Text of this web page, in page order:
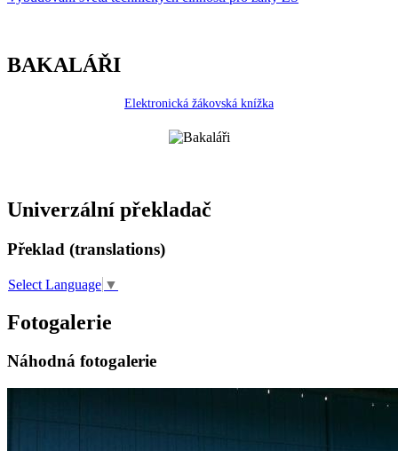
BAKALÁŘI
Elektronická žákovská knížka
Univerzální překladač
Překlad (translations)
Select Language ▼
Fotogalerie
Náhodná fotogalerie